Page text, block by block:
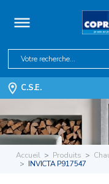
C.S.E.
Accueil Produits
INVICTA P917547